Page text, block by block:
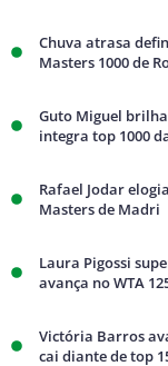
Chuva atrasa
Masters 1000 de
Guto Miguel
integra top 1000
Rafael Jodar
Masters de Madri
Laura Pigossi
avança no WTA
Victória Barros
cai diante de top